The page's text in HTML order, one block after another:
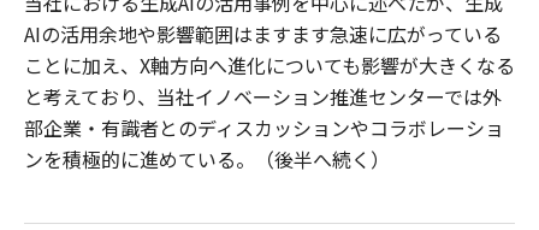
AIの活用余地や影響範囲はますます急速に広がっている
ことに加え、X軸方向へ進化についても影響が大きくなる
と考えており、当社イノベーション推進センターでは外
部企業・有識者とのディスカッションやコラボレーショ
ンを積極的に進めている。（後半へ続く）